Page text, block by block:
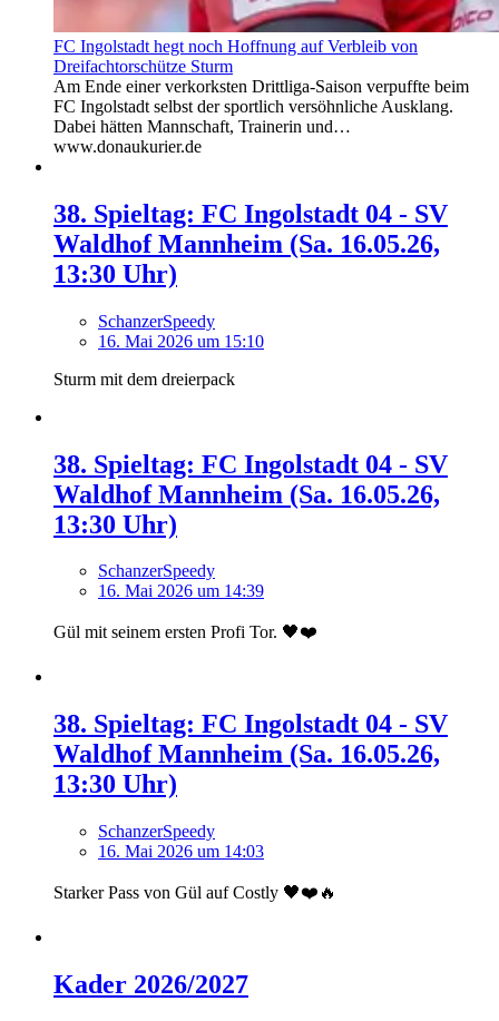
FC Ingolstadt hegt noch Hoffnung auf Verbleib von
Dreifachtorschütze Sturm
Am Ende einer verkorksten Drittliga-Saison verpuffte beim
FC Ingolstadt selbst der sportlich versöhnliche Ausklang.
Dabei hätten Mannschaft, Trainerin und…
www.donaukurier.de
38. Spieltag: FC Ingolstadt 04 - SV
Waldhof Mannheim (Sa. 16.05.26,
13:30 Uhr)
SchanzerSpeedy
16. Mai 2026 um 15:10
Sturm mit dem dreierpack
38. Spieltag: FC Ingolstadt 04 - SV
Waldhof Mannheim (Sa. 16.05.26,
13:30 Uhr)
SchanzerSpeedy
16. Mai 2026 um 14:39
Gül mit seinem ersten Profi Tor. 🖤❤️
38. Spieltag: FC Ingolstadt 04 - SV
Waldhof Mannheim (Sa. 16.05.26,
13:30 Uhr)
SchanzerSpeedy
16. Mai 2026 um 14:03
Starker Pass von Gül auf Costly 🖤❤️🔥
Kader 2026/2027